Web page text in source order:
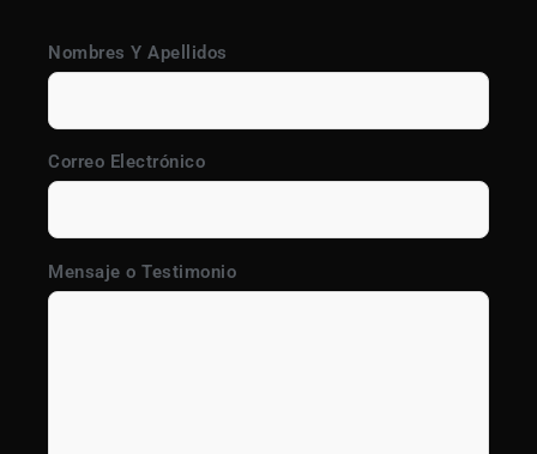
Nombres Y Apellidos
Correo Electrónico
Mensaje o Testimonio